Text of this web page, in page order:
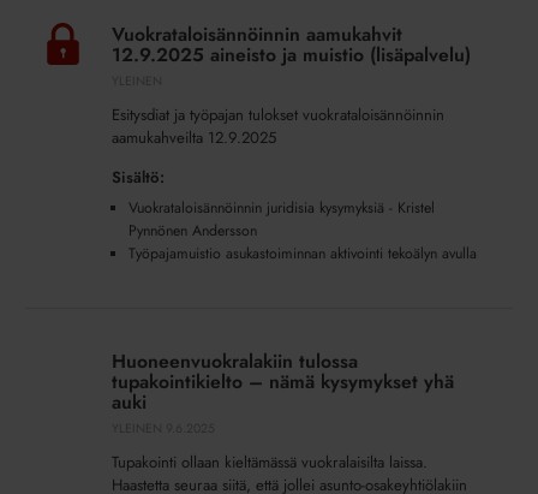
aamukahvit
12.9.2025
aineisto
Vuokrataloisännöinnin aamukahvit
12.9.2025 aineisto ja muistio (lisäpalvelu)
Esitysdiat ja työpajan tulokset vuokrataloisännöinnin
aamukahveilta 12.9.2025
Sisältö:
Vuokrataloisännöinnin juridisia kysymyksiä - Kristel
Pynnönen Andersson
Työpajamuistio asukastoiminnan aktivointi tekoälyn avulla
tupakointikieltoHuoneenvuokralakiin tulossa
tupakointikielto – nämä kysymykset yhä
auki
Tupakointi ollaan kieltämässä vuokralaisilta laissa.
Haastetta seuraa siitä, että jollei asunto-osakeyhtiölakiin